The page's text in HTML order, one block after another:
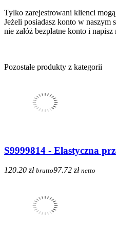
Tylko zarejestrowani klienci
Jeżeli posiadasz konto w naszym
nie załóż bezpłatne konto i napisz
Pozostałe produkty z kategorii
S9999814 - Elastyczna
120.20 zł brutto97.72 zł netto